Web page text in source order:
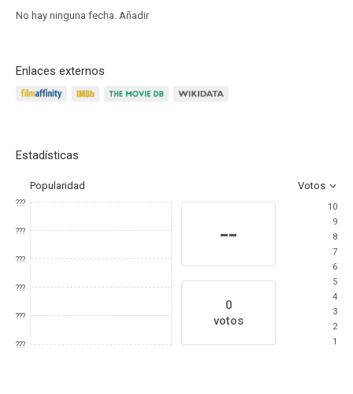
No hay ninguna fecha. Añadir
Enlaces externos
Estadísticas
Popularidad Votos
???
???
???
???
???
???
--
0
votos
10
9
8
7
6
5
4
3
2
1